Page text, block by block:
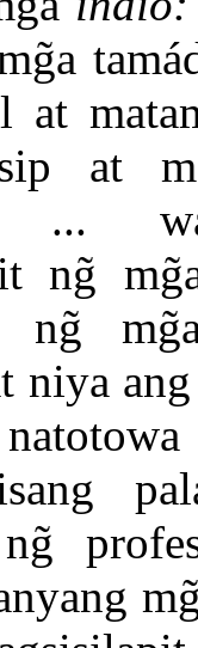
at
at
...
ng̃
ng̃
niya